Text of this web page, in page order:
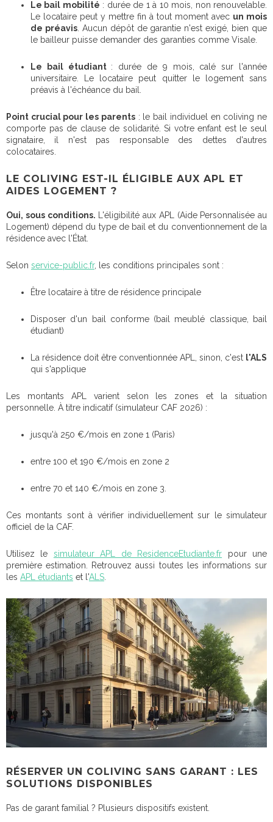
Le bail mobilité : durée de 1 à 10 mois, non renouvelable.
Le locataire peut y mettre fin à tout moment avec un mois
de préavis. Aucun dépôt de garantie n'est exigé, bien que
le bailleur puisse demander des garanties comme Visale.
Le bail étudiant : durée de 9 mois, calé sur l'année
universitaire. Le locataire peut quitter le logement sans
préavis à l'échéance du bail.
Point crucial pour les parents: le bail individuel en coliving ne
comporte pas de clause de solidarité. Si votre enfant est le seul
signataire, il n'est pas responsable des dettes d'autres
colocataires.
LE COLIVING EST-IL ÉLIGIBLE AUX APL ET
AIDES LOGEMENT ?
Oui, sous conditions. L'éligibilité aux APL (Aide Personnalisée au
Logement) dépend du type de bail et du conventionnement de la
résidence avec l'État.
Selon service-public.fr, les conditions principales sont :
Être locataire à titre de résidence principale
Disposer d'un bail conforme (bail meublé classique, bail
étudiant)
La résidence doit être conventionnée APL, sinon, c'est l'ALS
qui s'applique
Les montants APL varient selon les zones et la situation
personnelle. À titre indicatif (simulateur CAF 2026) :
jusqu'à 250 €/mois en zone 1 (Paris)
entre 100 et 190 €/mois en zone 2
entre 70 et 140 €/mois en zone 3.
Ces montants sont à vérifier individuellement sur le simulateur
officiel de la CAF.
Utilisez le simulateur APL de ResidenceEtudiante.fr pour une
première estimation. Retrouvez aussi toutes les informations sur
les APL étudiants et l'ALS
RÉSERVER UN COLIVING SANS GARANT : LES
SOLUTIONS DISPONIBLES
Pas de garant familial ? Plusieurs dispositifs existent.